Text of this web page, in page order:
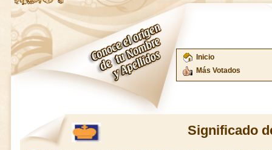
Inicio
Más Votados
Significado